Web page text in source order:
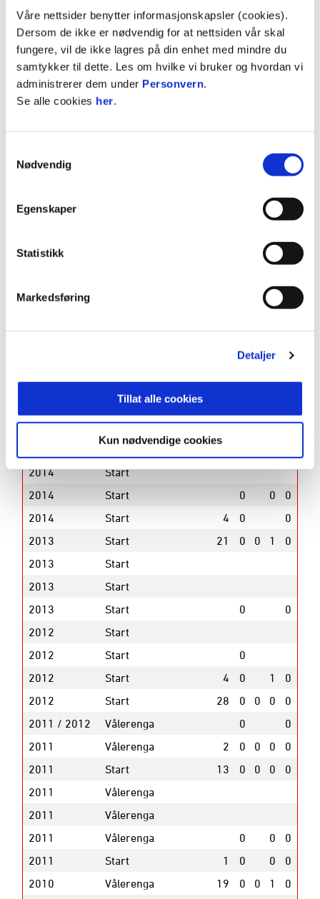
Våre nettsider benytter informasjonskapsler (cookies).
Dersom de ikke er nødvendig for at nettsiden vår skal
fungere, vil de ikke lagres på din enhet med mindre du
samtykker til dette. Les om hvilke vi bruker og hvordan vi
administrerer dem under Personvern.
Se alle cookies her.
Nødvendig
Egenskaper
Statistikk
Markedsføring
Detaljer
Tillat alle cookies
Kun nødvendige cookies
2019
Vålerenga 4 0 0 0
0
2018 / 2019
Oostende 4 0 1 0
2018 / 2019
Oostende
2019
Vålerenga 2
2018
Vålerenga
2018
Vålerenga 30 2 1 3
0
1
0
2017 / 2018
0
0
1
0
0
0
0
0
0
0
2016
Brann
0
0 0
0
2015
Brann
0
Brann
2015
Brann 30 0 2 1
0
Start
2014
Start
2014
Start 0 0
0
2014
Start 4 0
0
2013
Start 21 0 0 1
0
2013
Start
2013
Start
2013
Start 0
0
2012
Start
2012
Start
0
2012
Start 4 0 1
0
2012
Start 28 0 0 0
0
2011 / 2012
Vålerenga 0
0
2011
Vålerenga 2 0 0 0
0
2011
Start 13 0 0 0
0
2011
Vålerenga
2011
Vålerenga
2011
Vålerenga 0 0
0
2011
Start 1 0 0
0
2010
Vålerenga 19 0 0 1
0